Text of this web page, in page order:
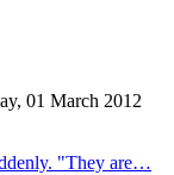
01 March 2012
"They are…